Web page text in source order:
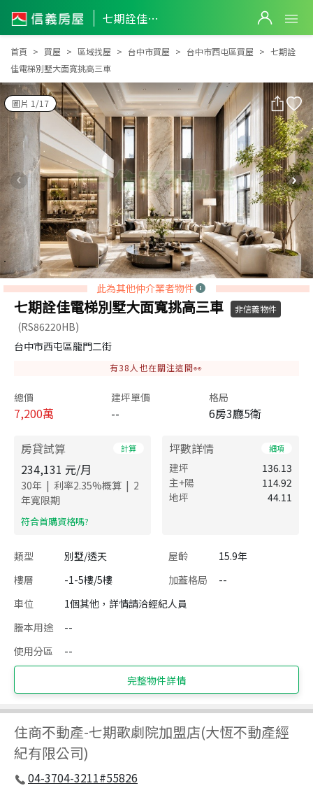
七期詮佳電梯別墅大面寬挑高三車
七期詮佳電梯別墅大面寬挑高三車
首頁 買屋 區域找屋 台中市買屋 台中市西屯區買屋
七期詮
佳電梯別墅大面寬挑高三車
圖片 1/17
此為其他仲介業者物件
七期詮佳電梯別墅大面寬挑高三車 非信義物件
(RS86220HB)
台中市西屯區龍門二街
有38 人也在關注這間👀
總價
7,200萬
建坪單價
--
格局
6房3廳5衛
房貸試算 計算
234,131 元/月
30年 | 利率2.35%概算 | 2
年寬限期
​符合首購資格嗎?
坪數詳情 細項
建坪
136.13
主+陽
114.92
地坪
44.11
類型 別墅/透天 屋齡
15.9年
樓層
-1-5樓/5樓 加蓋格局
--
車位
1個其他，詳情請洽經紀人員
謄本用途
--
使用分區
--
完整物件詳情
住商不動產-七期歌劇院加盟店(大恆不動產經
紀有限公司)
04-3704-3211#55826